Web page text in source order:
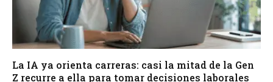
La IA ya orienta carreras: casi la mitad de la Gen
Z recurre a ella para tomar decisiones laborales